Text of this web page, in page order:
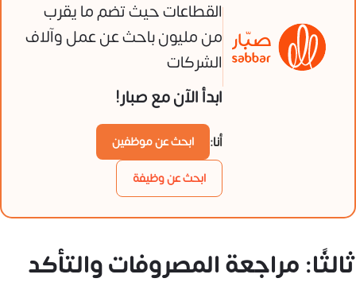
القطاعات حيث تضم ما يقرب
من مليون باحث عن عمل وآلاف
الشركات
ابدأ الآن مع صبار!
أنا:
ابحث عن موظفين
ابحث عن وظيفة
ثالثًا: مراجعة المصروفات والتأكد